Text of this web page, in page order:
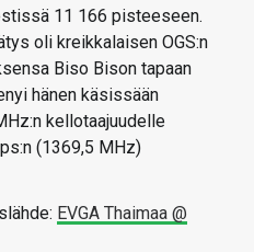
11 166 pisteeseen.
oli kreikkalaisen OGS:n
Biso Bison tapaan
hänen käsissään
kellotaajuudelle
(1369,5 MHz)
EVGA Thaimaa @